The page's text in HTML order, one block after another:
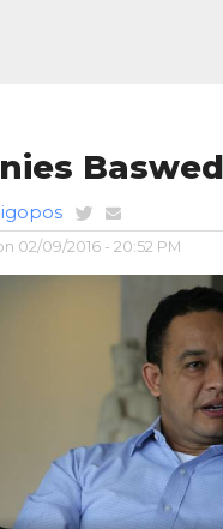
02/09/2016 - 20:52 PM